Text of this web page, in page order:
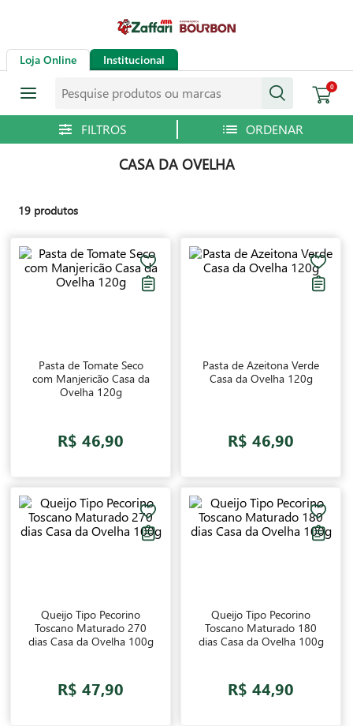
Loja Online Institucional
0
CASA DA OVELHA
19 produtos
Pasta de Tomate Seco
com Manjericão Casa da
Ovelha 120g
R$ 46,90
Pasta de Azeitona Verde
Casa da Ovelha 120g
R$ 46,90
Queijo Tipo Pecorino
Toscano Maturado 270
dias Casa da Ovelha 100g
R$ 47,90
Queijo Tipo Pecorino
Toscano Maturado 180
dias Casa da Ovelha 100g
R$ 44,90